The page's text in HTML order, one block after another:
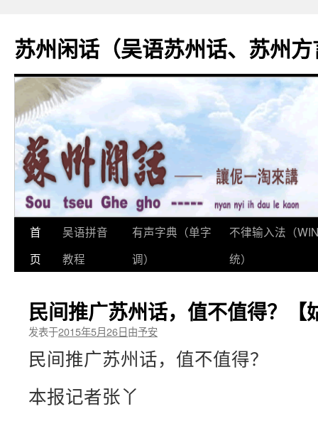
苏州闲话（吴语苏州话、苏州
跳
至
首
页
吴语拼音
教程
有声字典（单字
调）
不律输入法（
统）
民间推广苏州话，值不值得？【
发表于2015年5月26日由予安
民间推广苏州话，值不值得？
本报记者张丫